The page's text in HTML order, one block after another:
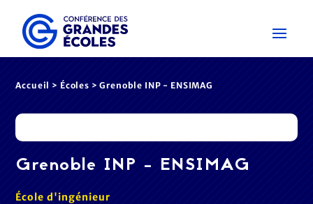
Accueil > Écoles > Grenoble INP - ENSIMAG
Grenoble INP - ENSIMAG
École d'ingénieur